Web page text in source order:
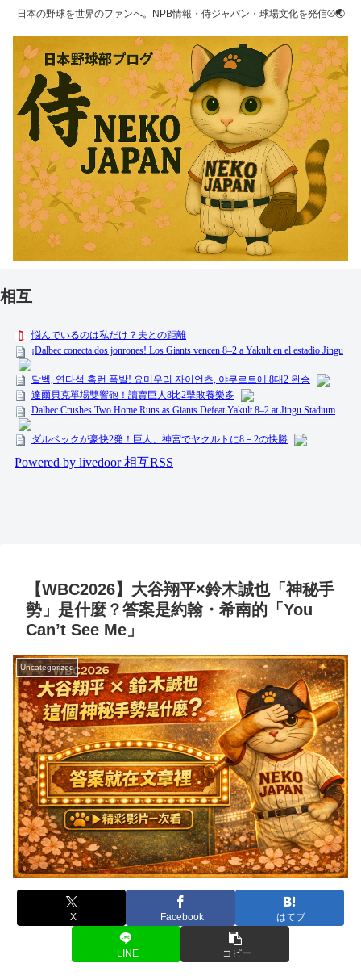
日本の野球を世界のファンへ。NPB情報・侍ジャパン・球場文化を発信⚾🌏
相互
【WBC2026】大谷翔平×鈴木誠也「神秘手
勢」是什麼？答案是約翰・希南的「You
Can’t See Me」
Uncategorized
X Facebook はてブ
LINE コピー